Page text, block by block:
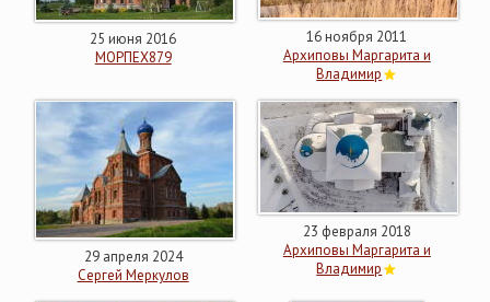
25 июня 2016
МОРПЕХ879
16 ноября 2011
Архиповы Маргарита и
Владимир
29 апреля 2024
Сергей Меркулов
23 февраля 2018
Архиповы Маргарита и
Владимир